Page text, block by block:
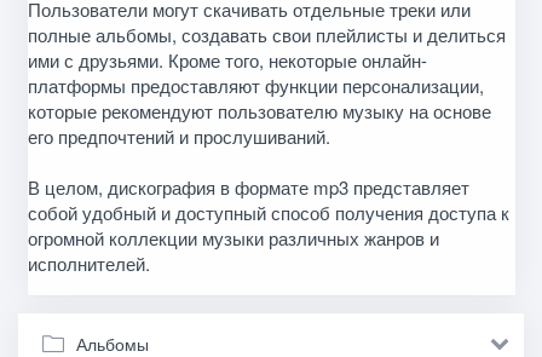
Пользователи могут скачивать отдельные треки или
полные альбомы, создавать свои плейлисты и делиться
ими с друзьями. Кроме того, некоторые онлайн-
платформы предоставляют функции персонализации,
которые рекомендуют пользователю музыку на основе
его предпочтений и прослушиваний.
В целом, дискография в формате mp3 представляет
собой удобный и доступный способ получения доступа к
огромной коллекции музыки различных жанров и
исполнителей.
Альбомы